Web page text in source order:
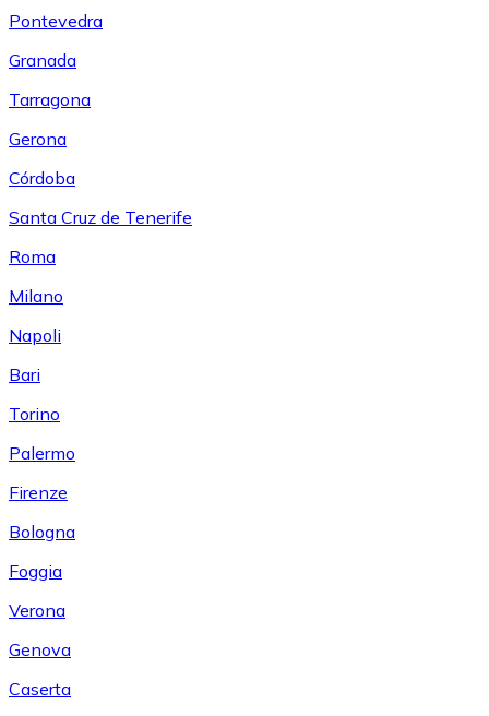
Pontevedra
Granada
Tarragona
Gerona
Córdoba
Santa Cruz de Tenerife
Roma
Milano
Napoli
Bari
Torino
Palermo
Firenze
Bologna
Foggia
Verona
Genova
Caserta